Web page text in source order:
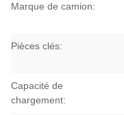
Marque de camion:
Pièces clés:
Capacité de
chargement: